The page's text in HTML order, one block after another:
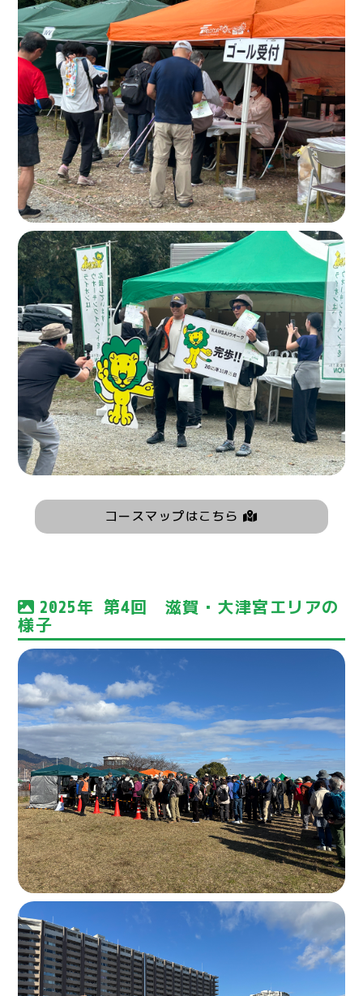
コースマップはこちら
2025年 第4回 滋賀・大津宮エリアの
様子